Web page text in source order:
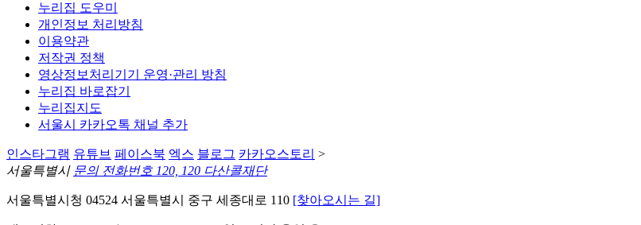
누리집 도우미
개인정보 처리방침
이용약관
저작권 정책
영상정보처리기기 운영·관리 방침
누리집 바로잡기
누리집지도
서울시 카카오톡 채널 추가
인스타그램 유튜브 페이스북 엑스 블로그 카카오스토리 >
서울특별시 문의 전화번호 120, 120 다산콜재단
서울특별시청 04524 서울특별시 중구 세종대로 110 [찾아오시는 길]